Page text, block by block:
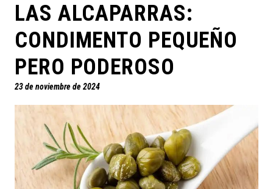
LAS ALCAPARRAS:
CONDIMENTO PEQUEÑO
PERO PODEROSO
23 de noviembre de 2024